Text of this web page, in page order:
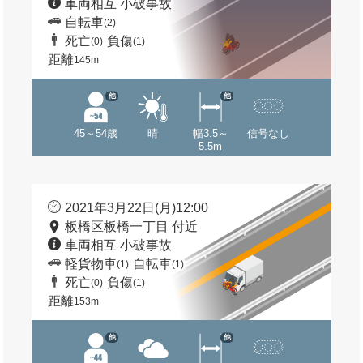
車両相互 小破事故
自転車(2)
死亡(0) 負傷(1)
距離145m
45～54歳
他
晴
幅3.5～
5.5m
他
信号なし
2021年3月22日(月)12:00
板橋区板橋一丁目 付近
車両相互 小破事故
軽貨物車(1) 自転車(1)
死亡(0) 負傷(1)
距離153m
他 他